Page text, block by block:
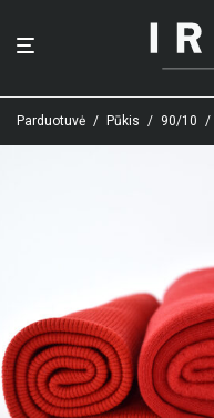
Parduotuvė / Pūkis / 90/10 /